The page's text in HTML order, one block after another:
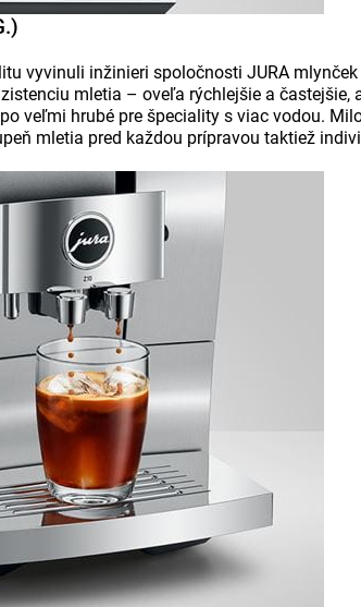
vyvinuli inžinieri spoločnosti JURA
mletia – oveľa rýchlejšie a
veľmi hrubé pre špeciality s viac vodou.
mletia pred každou prípravou taktiež